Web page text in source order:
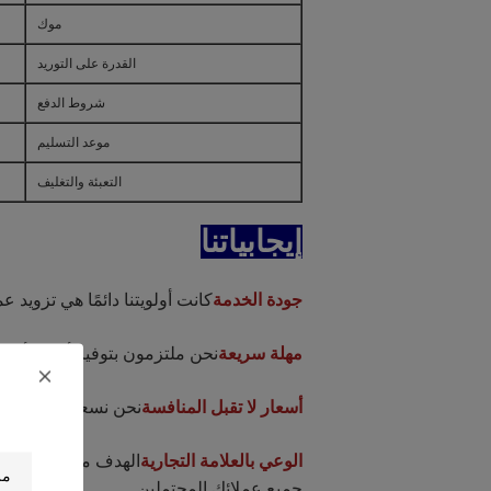
موك
القدرة على التوريد
شروط الدفع
موعد التسليم
التعبئة والتغليف
إيجابياتنا
جودة الخدمةكانت أولويتنا دائمًا هي تزويد
مهلة سريعةنحن ملتزمون بتوفير أسرع
أسعار لا تقبل المنافسةنحن نسعى باستمرار
الوعي بالعلامة التجارية الهدف من أي